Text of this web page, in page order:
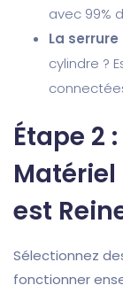
avec 99%
La
cylindre ?
Étape 2
est
Sélectionnez
fonctionner